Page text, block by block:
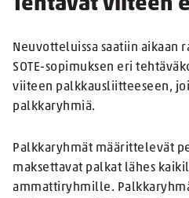
Tehtävät viiteen
Neuvotteluissa saatiin aikaan
SOTE-sopimuksen eri
viiteen palkkausliitteeseen,
palkkaryhmiä.
Palkkaryhmät määrittelevät
maksettavat palkat lähes
ammattiryhmille.